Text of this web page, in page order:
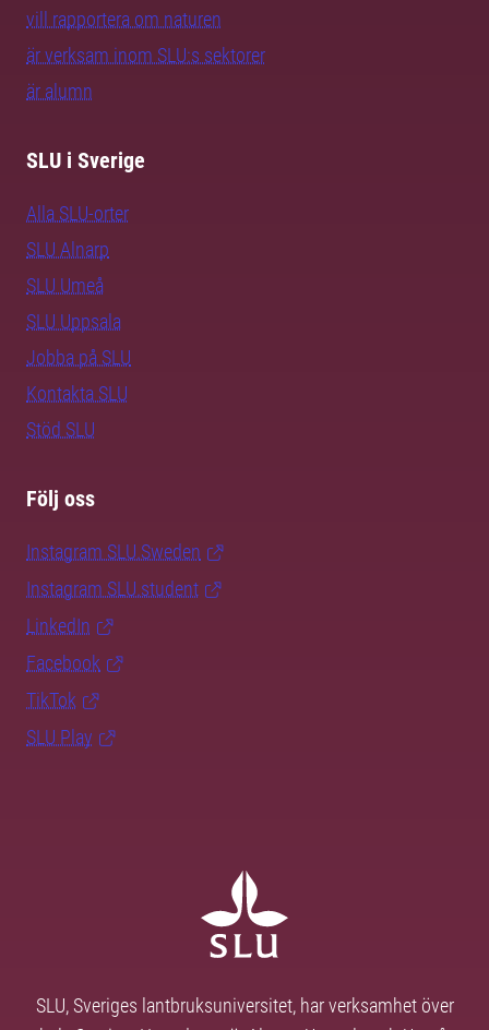
vill rapportera om naturen
är verksam inom SLU:s sektorer
är alumn
SLU i Sverige
Alla SLU-orter
SLU Alnarp
SLU Umeå
SLU Uppsala
Jobba på SLU
Kontakta SLU
Stöd SLU
Följ oss
Instagram SLU.Sweden
Instagram SLU.student
LinkedIn
Facebook
TikTok
SLU Play
SLU, Sveriges lantbruksuniversitet, har verksamhet över